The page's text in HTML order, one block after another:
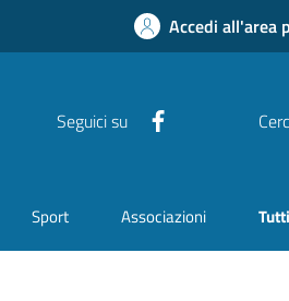
Accedi all'area
Seguici su
Sport Associazioni